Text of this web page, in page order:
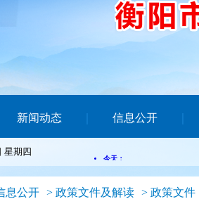
新闻动态 信息公开
星期四
息公开 > 政策文件及解读 > 政策文件